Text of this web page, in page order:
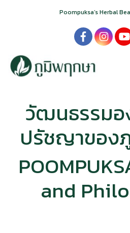
Poompuksa’s Herbal
วัฒนธรรมอ
ปรัชญาของ
and